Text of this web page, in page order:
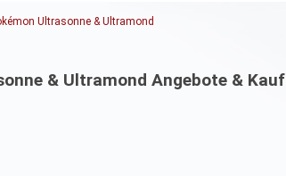
Ultrasonne & Ultramond
& Ultramond Angebote &